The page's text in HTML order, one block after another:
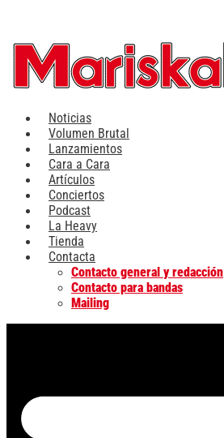
contenido
Noticias
Volumen Brutal
Lanzamientos
Cara a Cara
Artículos
Conciertos
Podcast
La Heavy
Tienda
Contacta
Contacto general y redacción
Contacto para bandas
Mailing